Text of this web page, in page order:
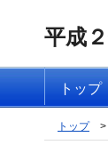
平成
トップ
トップ >